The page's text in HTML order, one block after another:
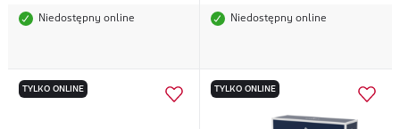
Niedostępny online Niedostępny online
TYLKO ONLINE TYLKO ONLINE